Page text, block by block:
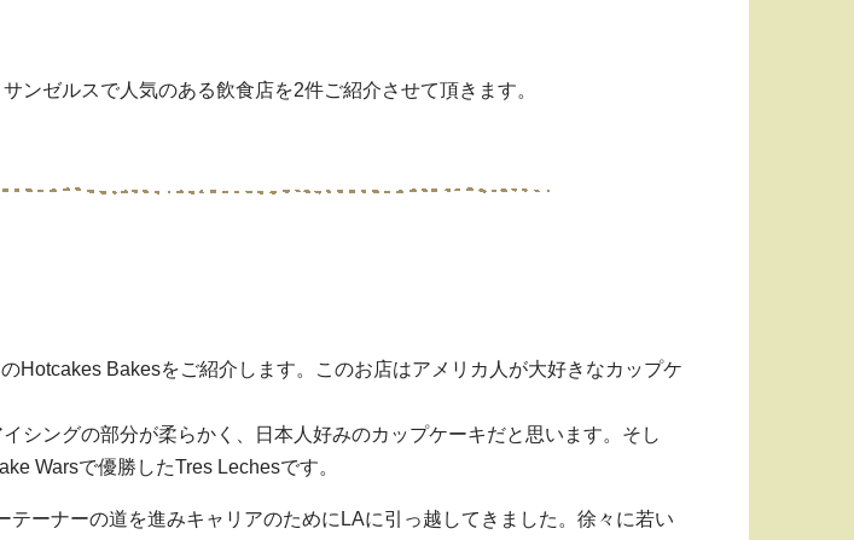
ンゼルスで人気のある飲食店を2件ご紹介させて頂きます。
Hotcakes Bakesをご紹介します。このお店はアメリカ人が大好きなカップケ
シングの部分が柔らかく、日本人好みのカップケーキだと思います。そし
Warsで優勝したTres Lechesです。
ーナーの道を進みキャリアのためにLAに引っ越してきました。徐々に若い